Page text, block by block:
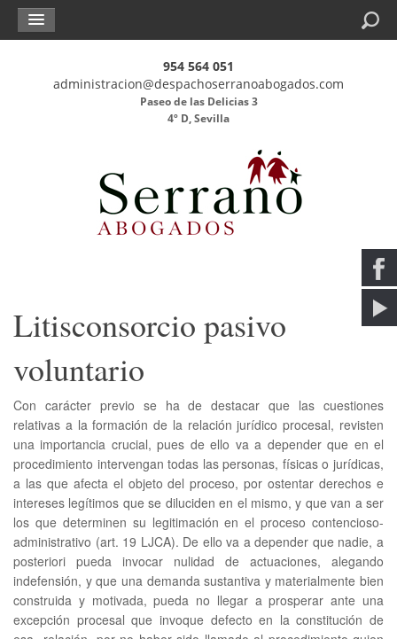
954 564 051
administracion@despachoserranoabogados.com
Paseo de las Delicias 3
4º D, Sevilla
Litisconsorcio pasivo
voluntario
Con carácter previo se ha de destacar que las cuestiones
relativas a la formación de la relación jurídico procesal, revisten
una importancia crucial, pues de ello va a depender que en el
procedimiento intervengan todas las personas, físicas o jurídicas,
a las que afecta el objeto del proceso, por ostentar derechos e
intereses legítimos que se diluciden en el mismo, y que van a ser
los que determinen su legitimación en el proceso contencioso-
administrativo (art. 19 LJCA). De ello va a depender que nadie, a
posteriori pueda invocar nulidad de actuaciones, alegando
indefensión, y que una demanda sustantiva y materialmente bien
construida y motivada, pueda no llegar a prosperar ante una
excepción procesal que invoque defecto en la constitución de